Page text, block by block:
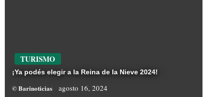
TURISMO
¡Ya podés elegir a la Reina de la Nieve 2024!
© Barinoticias agosto 16, 2024